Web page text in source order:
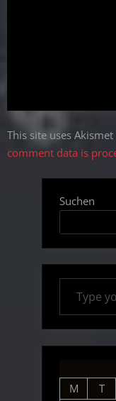
This site uses
comment data is
Suchen
Type your email…
M
T